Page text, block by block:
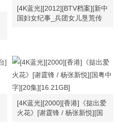
[4K蓝光][2012][BTV档案][新中
国妇女纪事_兵团女儿垦荒传
[4K蓝光][2000][香港]《挞出爱
火花》[谢霆锋 / 杨张新悦][国